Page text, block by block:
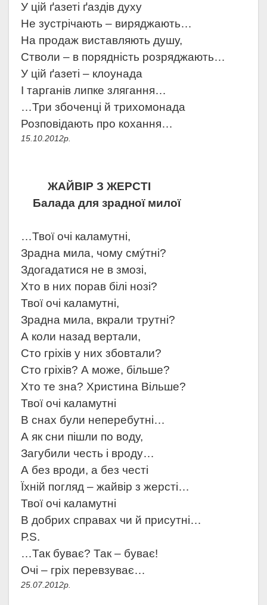
У цій ґазеті ґаздів духу
Не зустрічають – виряджають…
На продаж виставляють душу,
Стволи – в порядність розряджають…
У цій ґазеті – клоунада
І тарганів липке злягання…
…Три збоченці й трихомонада
Розповідають про кохання…
15.10.2012р.
ЖАЙВІР З ЖЕРСТІ
Балада для зрадної милої
…Твої очі каламутні,
Зрадна мила, чому смýтні?
Здогадатися не в змозі,
Хто в них порав білі нозі?
Твої очі каламутні,
Зрадна мила, вкрали трутні?
А коли назад вертали,
Сто гріхів у них збовтали?
Сто гріхів? А може, більше?
Хто те зна? Христина Вільше?
Твої очі каламутні
В снах були неперебутні…
А як сни пішли по воду,
Загубили честь і вроду…
А без вроди, а без честі
Їхній погляд – жайвір з жерсті…
Твої очі каламутні
В добрих справах чи й присутні…
Р.S.
…Так буває? Так – буває!
Очі – гріх перевзуває…
25.07.2012р.